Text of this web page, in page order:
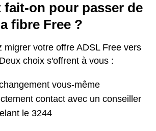
fait-on pour passer de
fibre Free ?
migrer votre offre ADSL Free vers
choix s'offrent à vous :
vous-même
contact avec un conseiller
le 3244